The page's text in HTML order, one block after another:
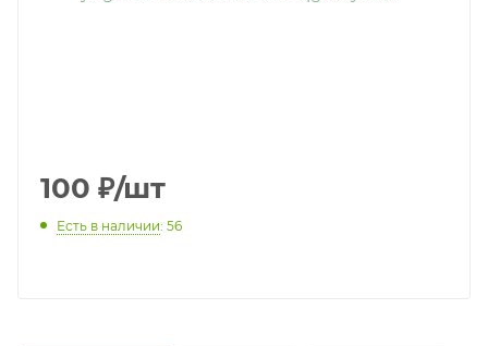
100 ₽/шт
Есть в наличии: 56